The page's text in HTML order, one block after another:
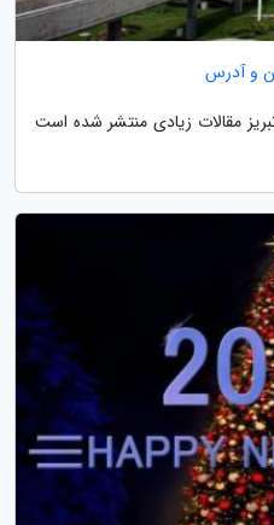
و آدرس
مقالات زیادی منتشر شده است